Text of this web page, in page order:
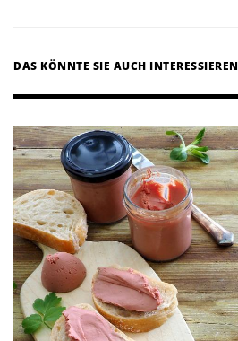
DAS KÖNNTE SIE AUCH INTERESSIEREN